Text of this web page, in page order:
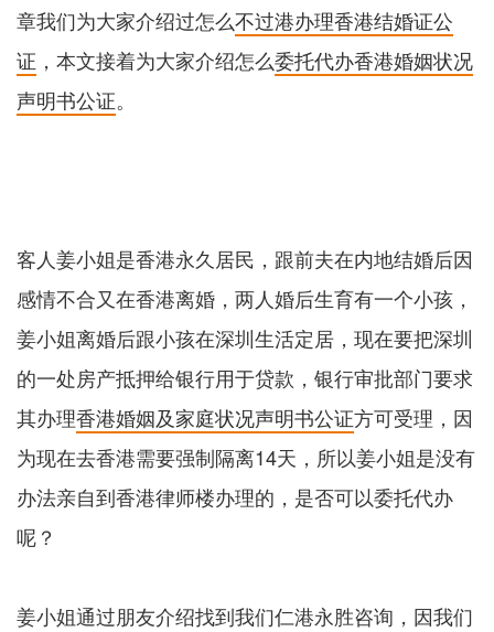
章我们为大家介绍过怎么不过港办理香港结婚证公
证 ，本文接着为大家介绍怎么委托代办香港婚姻状况
声明书公证。
客人姜小姐是香港永久居民，跟前夫在内地结婚后因
感情不合又在香港离婚，两人婚后生育有一个小孩，
姜小姐离婚后跟小孩在深圳生活定居，现在要把深圳
的一处房产抵押给银行用于贷款，银行审批部门要求
其办理香港婚姻及家庭状况声明书公证方可受理，因
为现在去香港需要强制隔离14天，所以姜小姐是没有
办法亲自到香港律师楼办理的，是否可以委托代办
呢？
姜小姐通过朋友介绍找到我们仁港永胜咨询，因我们